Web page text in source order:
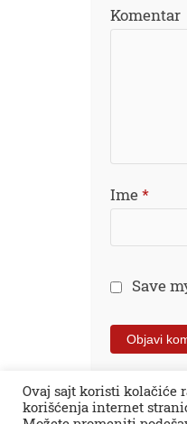
Komentar
Ime*
Save
Ovaj sajt koristi kolačiće
korišćenja internet